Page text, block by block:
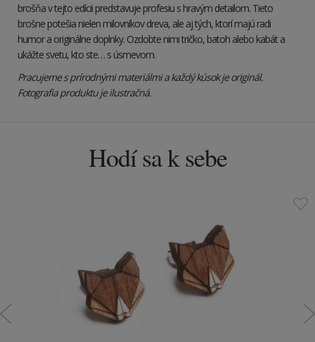
brošňa v tejto edícii predstavuje profesiu s hravým detailom. Tieto
brošne potešia nielen milovníkov dreva, ale aj tých, ktorí majú radi
humor a originálne doplnky. Ozdobte nimi tričko, batoh alebo kabát a
ukážte svetu, kto ste… s úsmevom.
Pracujeme s prírodnými materiálmi a každý kúsok je originál.
Fotografia produktu je ilustračná.
Hodí sa k sebe